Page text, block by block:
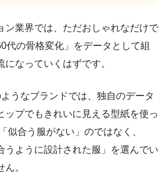
ン業界では、ただおしゃれなだけで
代の骨格変化」をデータとして組
なっていくはずです。
ようなブランドでは、独自のデータ
ップでもきれいに見える型紙を使っ
似合う服がない」のではなく、
うように設計された服」を選んでい
。